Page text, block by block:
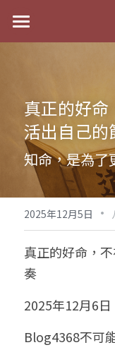
最新消息
實體經營
祖傳命理
手工印鑑
課程介紹
五行八字學
後天派陽宅
Blog
黃金會員專
八字雜記
人氣最高
站長精選
試閱專區
Podcast聽
八字視頻
陽宅視頻
線上學苑
八字初階班2
八字進階班
八字完整班
《十神高階
我的著作
科學八字推
與我預約
真正的好
活出自己的
知命，是為了
2025年12月5日 ·
真正的好命，
奏
2025年12月6
Blog4368不可
科學八字推理
《十神高階實
1美元超值PDF
八字線上批命
小兒命名